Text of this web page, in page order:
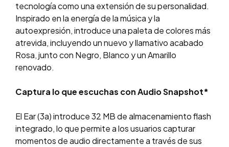
tecnología como una extensión de su personalidad.
Inspirado en la energía de la música y la
autoexpresión, introduce una paleta de colores más
atrevida, incluyendo un nuevo y llamativo acabado
Rosa, junto con Negro, Blanco y un Amarillo
renovado.
Captura lo que escuchas con Audio Snapshot*
El Ear (3a) introduce 32 MB de almacenamiento flash
integrado, lo que permite a los usuarios capturar
momentos de audio directamente a través de sus